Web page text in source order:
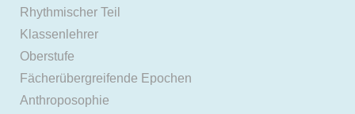
Rhythmischer Teil
Klassenlehrer
Oberstufe
Fächerübergreifende Epochen
Anthroposophie